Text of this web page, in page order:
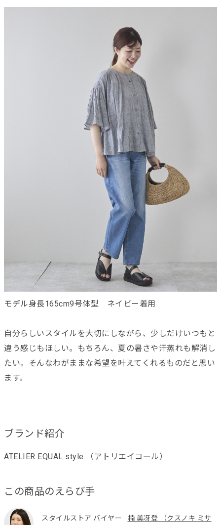
モデル身長165cm9号体型 ネイビー着用
自分らしいスタイルを大切にしながら、少しだけいつもと
違う感じもほしい。もちろん、夏の暑さや汗蒸れも解消し
たい。そんなわがままな希望を叶えてくれるものだと思い
ます。
ブランド紹介
ATELIER EQUAL style （アトリエイコール）
この商品のえらび手
スタイルストア バイヤー
楠 美冴登 （クスノキ ミサ